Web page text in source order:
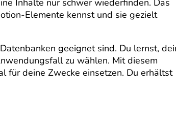
Inhalte nur schwer wiederfinden. Das
Elemente kennst und sie gezielt
geeignet sind. Du lernst,
zu wählen. Mit diesem
für deine Zwecke einsetzen. Du erhältst